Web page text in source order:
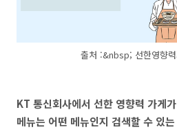
출처 :&nbsp; 선한영향
KT 통신회사에서 선한 영향력 가게
메뉴는 어떤 메뉴인지 검색할 수 있